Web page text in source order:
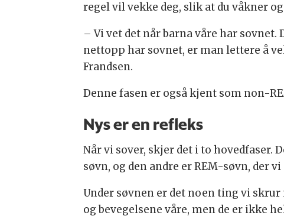
regel vil vekke deg, slik at du våkner
– Vi vet det når barna våre har sovnet.
nettopp har sovnet, er man lettere å
Frandsen.
Denne fasen er også kjent som non-
Nys er en refleks
Når vi sover, skjer det i to hovedfaser.
søvn, og den andre er REM-søvn, der
Under søvnen er det noen ting vi
og bevegelsene våre, men de er ikke